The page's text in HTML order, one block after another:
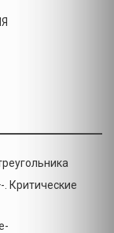
. Критические